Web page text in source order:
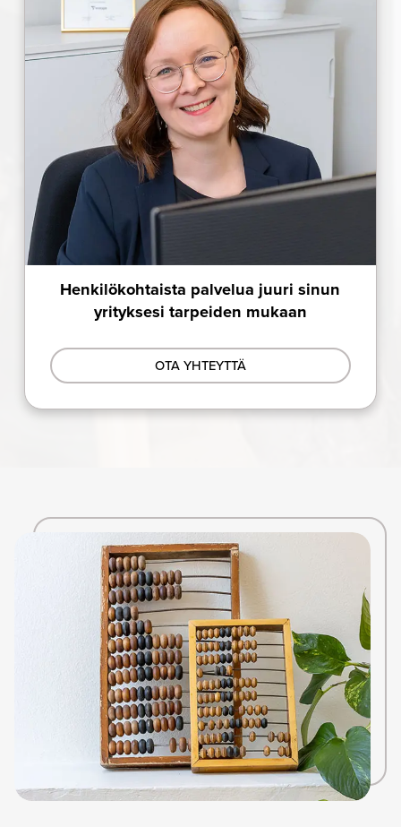
Henkilökohtaista palvelua juuri sinun
yrityksesi tarpeiden mukaan
OTA YHTEYTTÄ